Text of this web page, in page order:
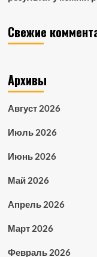
Свежие
Архивы
Август 2026
Июль 2026
Июнь 2026
Май 2026
Апрель 2026
Март 2026
Февраль 2026